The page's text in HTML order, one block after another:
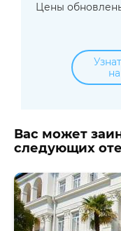
Цены
Вас может
следующих